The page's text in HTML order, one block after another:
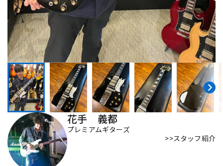
DJ機器 DTM
DTM オンライン納品 レコーディング機器
配信/ライブ機器 楽器アクセサリ
中古 ヴィンテージ
花手 義都
プレミアムギターズ
>>スタッフ紹介